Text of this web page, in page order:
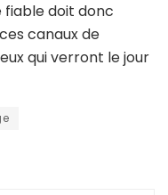
fiable doit donc
canaux de
qui verront le jour